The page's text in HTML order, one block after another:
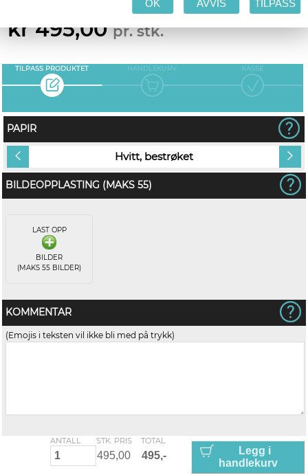
kr 495,00pr. stk.
TILPASS PRODUKTET HANDLEKURV KASSE
PAPIR
Hvitt, bestrøket
BILDEOPPLASTING (MAKS 55)
LAST OPP
BILDER
(MAKS 55 BILDER)
KOMMENTAR
(Emojis i teksten vil ikke bli med på trykk)
ANTALL STK. PRIS TOTAL
Legg i
handlekurv
OK AVVIS TILPASS